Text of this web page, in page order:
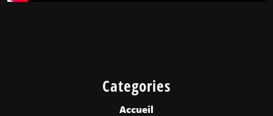
Categories
Accueil